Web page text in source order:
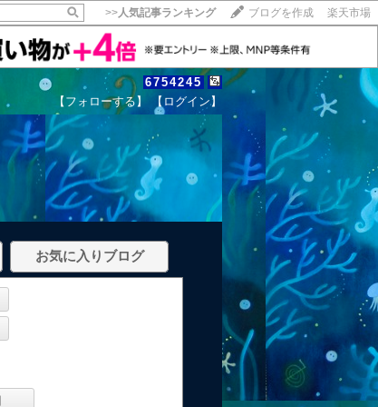
>>人気記事ランキング ブログを作成 楽天市場
6754245
【フォローする】 【ログイン】
お気に入りブログ